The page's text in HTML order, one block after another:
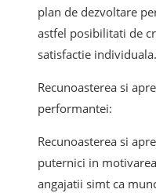
plan de dezvoltare
astfel posibilitati de
satisfactie individuala.
Recunoasterea si
performantei:
Recunoasterea si
puternici in
angajatii simt ca